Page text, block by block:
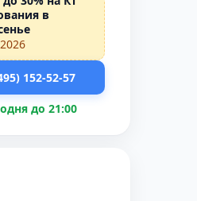
в
152-52-57
до 21:00